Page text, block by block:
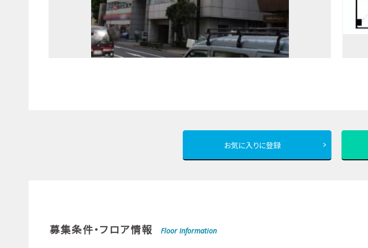
お気に入りに登録
募集条件・フロア情報 Floor Information